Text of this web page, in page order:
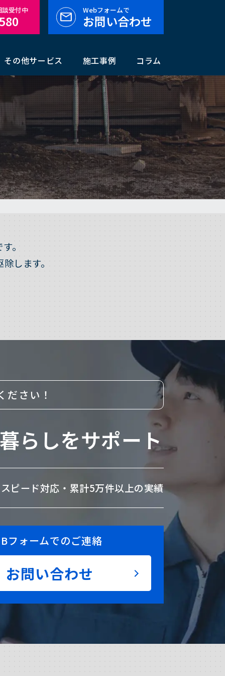
その他サービス 施工事例 コラム
受付中 Webフォームで
お問い合わせ
。
します。
ださい！
らしをサポート
ピード対応・ 累計5万件以上の実績
フォームでのご連絡
お問い合わせ